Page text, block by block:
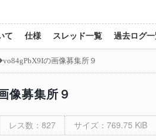
て 仕様 スレッド一覧 過去ログ
の画像募集所９
像募集所９
レス数：827 サイズ：769.75 KiB